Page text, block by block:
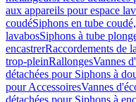
aux appareils pour espace
coudéSiphons en tube
lavabosSiphons à tube
encastrerRaccordements de
trop-pleinRallongesVannes
détachées pour Siphons à
pour AccessoiresVannes
détachées pour Siphons à